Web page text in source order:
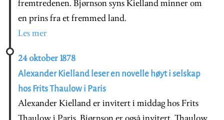
fremtredenen. Bjørnson syns Kielland minner om
en prins fra et fremmed land.
Les mer
24 oktober 1878
Alexander Kielland leser en novelle høyt i selskap
hos Frits Thaulow i Paris
Alexander Kielland er invitert i middag hos Frits